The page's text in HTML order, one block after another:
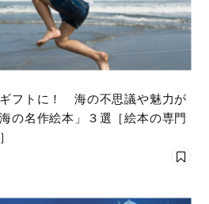
フトに！ 海の不思議や魅力が
の名作絵本」３選［絵本の専門